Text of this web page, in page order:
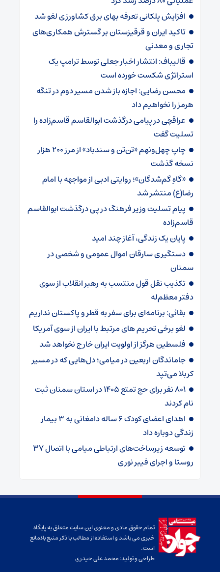
افزایش پلکانی تعرفه بهای برق کشاورزی لغو شد
تاکید ایران و قرقیزستان بر گسترش همکاری‌های
تجاری و معدنی
قالیباف: انتشار اخبار جعلی توسط ترامپ یک
استراتژی شکست خورده است
محسن رضایی: اجازه باز شدن مسیر دوم در تنگه
هرمز را نخواهیم داد
عراقچی در پیامی درگذشت ابوالقاسم قاسم‌زاده را
تسلیت گفت
چاپ چهل‌ونهم «تن‌تن و سندباد» از مرز ۲۰۰ هزار
نسخه گذشت
«گاهِ گم‌شدگان»؛ روایتی ادبی از مواجهه با امام
رضا(ع) منتشر شد
پیام تسلیت وزیر فرهنگ در پی درگذشت ابوالقاسم
قاسم‌زاده
پایان یک زندگی، آغاز چند امید
دستگیری سارقان اموال عمومی و شخصی در
سمنان
تکذیب نقل قول منتسب به رهبر انقلاب از سوی
دفتر معظم‌له
بقائی: برنامه‌ای برای سفر به قطر و پاکستان نداریم
لغو برخی تحریم های مرتبط با ایران از سوی آمریکا
فلسطین هرگز از اولویت ایران خارج نخواهد شد
جاماندگان اربعین در میامی؛ دل‌هایی که در مسیر
کربلا می‌تپد
۸۰۱ نفر برای حج تمتع ۱۴۰۵ در استان سمنان ثبت
نام کردند
اهدای اعضای کودک ۶ ساله دامغانی به ۳ بیمار
زندگی دوباره داد
توسعه زیرساخت‌های ارتباطی میامی با اتصال ۳۷
روستا و اجرای فیبر نوری
تمام حقوق مادی و معنوی این سایت متعلق به پایگاه
خبری می باشد و استفاده از مطالب با ذکر منبع بلامانع
است.
طراحی و تولید:محمد علی حیدری